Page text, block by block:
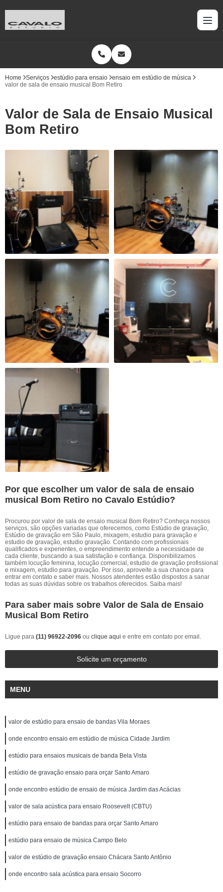
Home Serviços estúdio para ensaio
ensaio em estúdio de música
valor de sala de ensaio musical Bom Retiro
Valor de Sala de Ensaio Musical
Bom Retiro
Por que escolher um valor de sala de ensaio
musical Bom Retiro no Cavalo Estúdio?
Procurou por valor de sala de ensaio musical Bom Retiro? Conheça nossos
serviços, são opções variadas que oferecemos, como Estúdio de gravação,
Estúdio de gravação em São Paulo, mixagem, estudio para gravação e
estudio de gravação, estudio gravação. Contando com profissionais
qualificados e experientes, o empreendimento entende a necessidade de
cada cliente, buscando a sua satisfação e confiança. Disponibilizamos
também locução feminina, locução comercial, estudio de gravação profissional
e mixagem, estudio para gravação. Por isso, aproveite a sua chance para
entrar em contato e saber mais. Nossos atendentes estão dispostos a sanar
todas as suas dúvidas sobre os trabalhos oferecidos. Saiba mais!
Para saber mais sobre Valor de Sala de Ensaio
Musical Bom Retiro
Ligue para (11) 96922-2096 ou clique aqui e entre em contato por email.
Solicite um orçamento
MENU
valor de estúdio para ensaio de bandas Vila Moraes
onde encontro ensaio em estúdio de música Cidade Jardim
estúdio para ensaios musicais de banda Bela Vista
estúdio de gravação ensaio para orçar Santo Amaro
onde encontro estúdio de ensaio de música Jardim das Acácias
valor de sala acústica para ensaio Roosevelt (CBTU)
estúdio para ensaio de bandas para orçar Santo Amaro
estúdio para ensaio de música Campo Belo
valor de estúdio de gravação ensaio Chácara Santo Antônio
onde encontro sala acústica para ensaio Socorro